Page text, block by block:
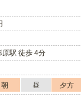
原駅 徒歩 4分
朝 昼 夕方